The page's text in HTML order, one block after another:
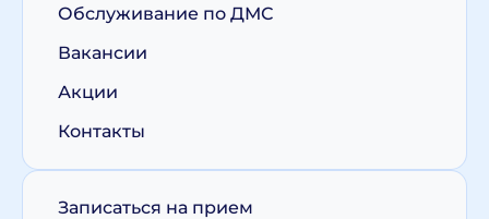
Обслуживание по ДМС
Вакансии
Акции
Контакты
Записаться на прием